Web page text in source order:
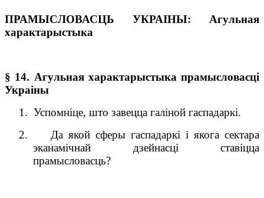
ПРАМЫСЛОВАСЦЬ УКРАІНЫ: Агульная
характарыстыка
§ 14. Агульная характарыстыка прамысловасці
Украіны
1. Успомніце, што завецца галіной гаспадаркі.
2.
Да якой сферы гаспадаркі і якога сектара
эканамічнай дзейнасці ставіцца
прамысловасць?